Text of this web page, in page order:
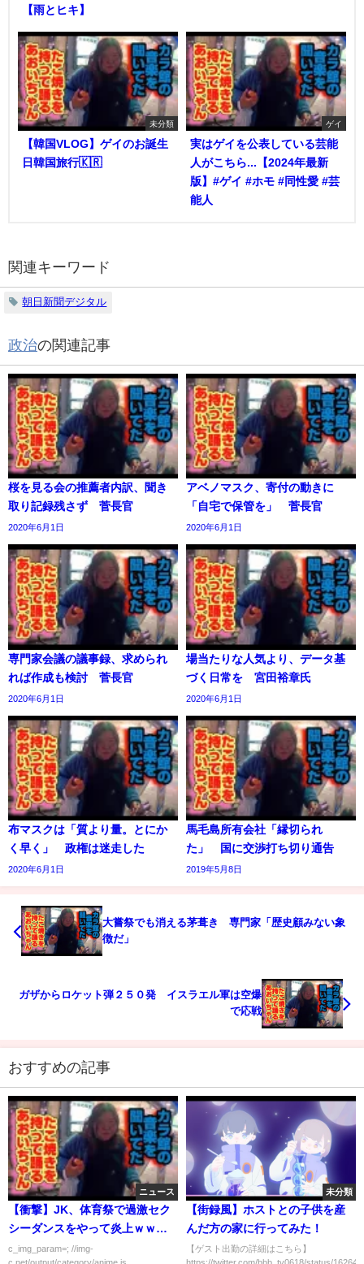
【雨とヒキ】
未分類
【韓国VLOG】ゲイのお誕生
日韓国旅行🇰🇷
ゲイ
実はゲイを公表している芸能
人がこちら...【2024年最新
版】#ゲイ #ホモ #同性愛 #芸
能人
関連キーワード
朝日新聞デジタル
政治の関連記事
桜を見る会の推薦者内訳、聞き
取り記録残さず 菅長官
2020年6月1日
アベノマスク、寄付の動きに
「自宅で保管を」 菅長官
2020年6月1日
専門家会議の議事録、求められ
れば作成も検討 菅長官
2020年6月1日
場当たりな人気より、データ基
づく日常を 宮田裕章氏
2020年6月1日
布マスクは「質より量。とにか
く早く」 政権は迷走した
2020年6月1日
馬毛島所有会社「縁切られ
た」 国に交渉打ち切り通告
2019年5月8日
大嘗祭でも消える茅葺き 専門家「歴史顧みない象
徴だ」
ガザからロケット弾２５０発 イスラエル軍は空爆
で応戦
おすすめの記事
ニュース
【衝撃】JK、体育祭で過激セク
シーダンスをやって炎上ｗｗｗ
ｗｗ
c_img_param=; //img-
未分類
【街録風】ホストとの子供を産
んだ方の家に行ってみた！
【ゲスト出勤の詳細はこちら】